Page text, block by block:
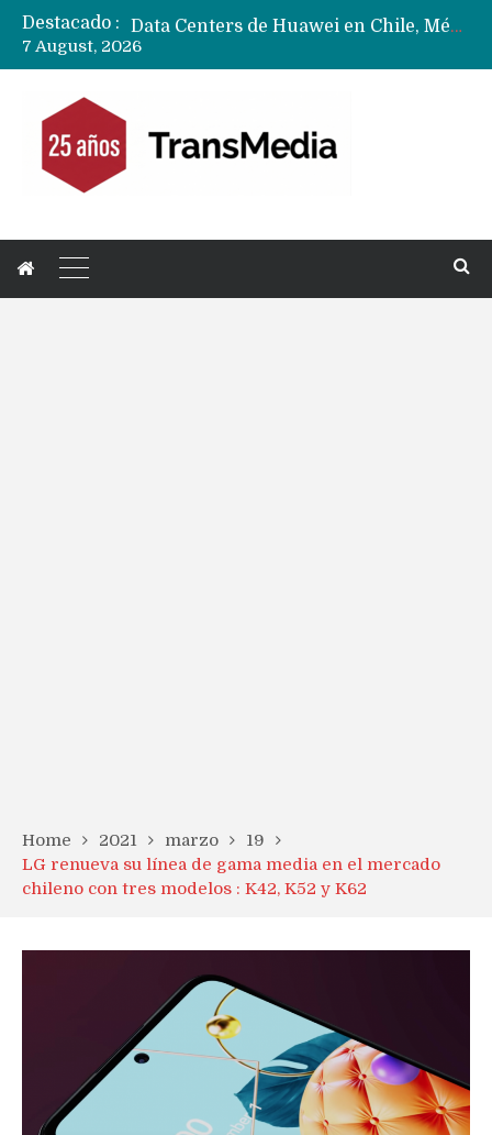
Destacado :
7 August, 2026
Home 2021 marzo
19
LG renueva su línea de gama media en el mercado
chileno con tres modelos : K42, K52 y K62